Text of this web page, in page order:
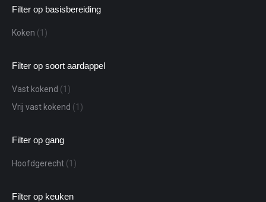
Filter op basisbereiding
Koken (1)
Filter op soort aardappel
Vast kokend (1)
Vrij vast kokend (1)
Filter op gang
Hoofdgerecht (1)
Filter op keuken